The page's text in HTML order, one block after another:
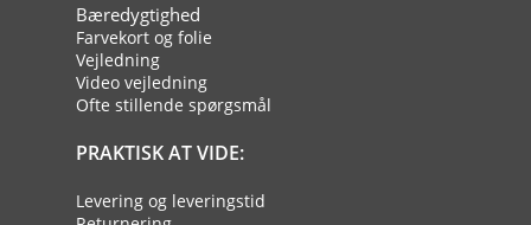
Bæredygtighed
Farvekort og folie
Vejledning
Video vejledning
Ofte stillende spørgsmål
PRAKTISK AT VIDE:
Levering og leveringstid